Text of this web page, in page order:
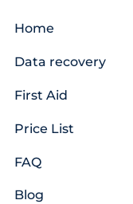
Home
Data recovery
First Aid
Price List
FAQ
Blog